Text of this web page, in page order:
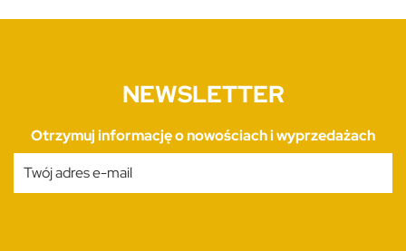
NEWSLETTER
Otrzymuj informację o nowościach i wyprzedażach